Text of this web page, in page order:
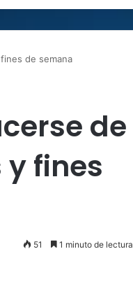
de semana
de
fines
51 1 minuto de lectura